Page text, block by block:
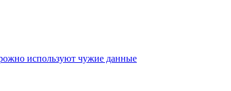
используют чужие данные